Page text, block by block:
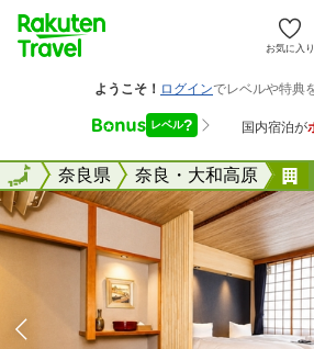
お気に入り
全国奈良県 奈良・大和高原
全国